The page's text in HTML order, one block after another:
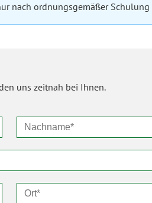
nach ordnungsgemäßer
uns zeitnah bei Ihnen.